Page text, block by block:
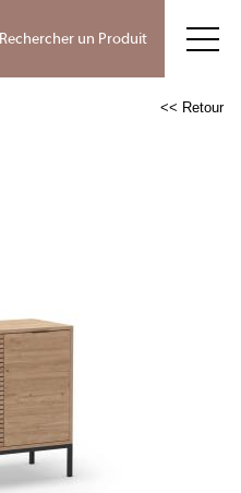
Rechercher un Produit
<< Retour